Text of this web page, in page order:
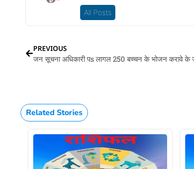
All Posts
PREVIOUS
जन सूचना अधिकारी पs लागल 250 बच्चन के भोजन करावे के
Related Stories